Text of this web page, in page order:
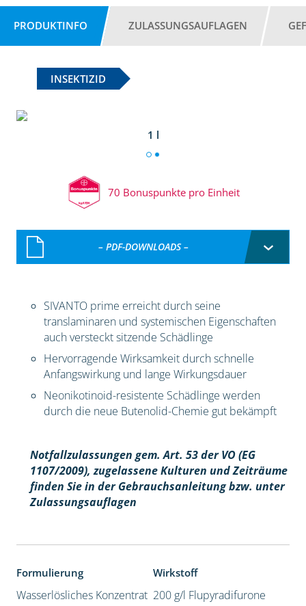
PRODUKTINFO ZULASSUNGSAUFLAGEN
INSEKTIZID
1 l
70 Bonuspunkte pro Einheit
– PDF-DOWNLOADS –
SIVANTO prime erreicht durch seine
translaminaren und systemischen Eigenschaften
auch versteckt sitzende Schädlinge
Hervorragende Wirksamkeit durch schnelle
Anfangswirkung und lange Wirkungsdauer
Neonikotinoid-resistente Schädlinge werden
durch die neue Butenolid-Chemie gut bekämpft
Notfallzulassungen gem. Art. 53 der VO (EG
1107/2009), zugelassene Kulturen und Zeiträume
finden Sie in der Gebrauchsanleitung bzw. unter
Zulassungsauflagen
Formulierung
Wasserlösliches Konzentrat
Wirkstoff
200 g/l Flupyradifurone